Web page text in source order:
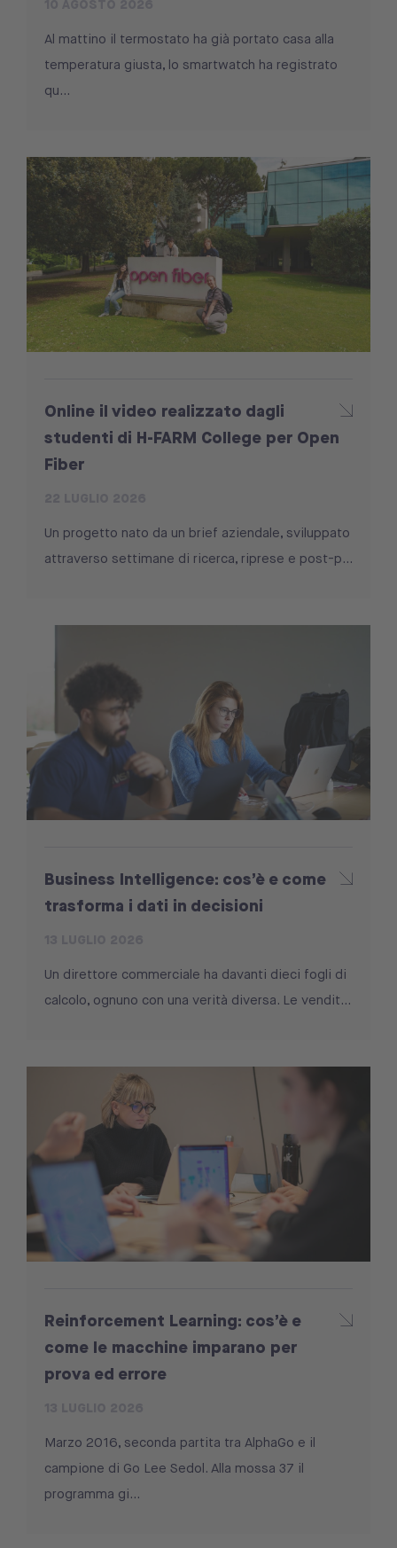
Al mattino il termostato ha già portato casa alla
temperatura giusta, lo smartwatch ha registrato
qu...
Online il video realizzato dagli
studenti di H-FARM College per Open
Fiber
Un progetto nato da un brief aziendale, sviluppato
attraverso settimane di ricerca, riprese e post-p...
Business Intelligence: cos’è e come
trasforma i dati in decisioni
Un direttore commerciale ha davanti dieci fogli di
calcolo, ognuno con una verità diversa. Le vendit...
Reinforcement Learning: cos’è e
come le macchine imparano per
prova ed errore
Marzo 2016, seconda partita tra AlphaGo e il
campione di Go Lee Sedol. Alla mossa 37 il
programma gi...